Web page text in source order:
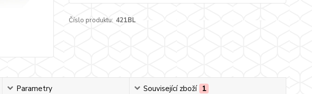
Číslo produktu: 421BL
Parametry Související zboží 1